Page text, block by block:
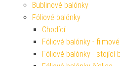
Bublinové balónky
Fóliové balónky
Chodící
Fóliové balónky -
Fóliové balónky - stojící